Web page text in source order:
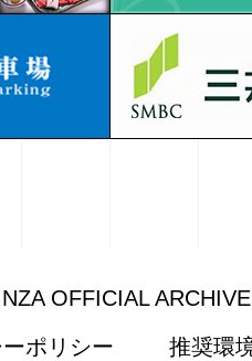
OFFICIAL
ポリシー
推奨環